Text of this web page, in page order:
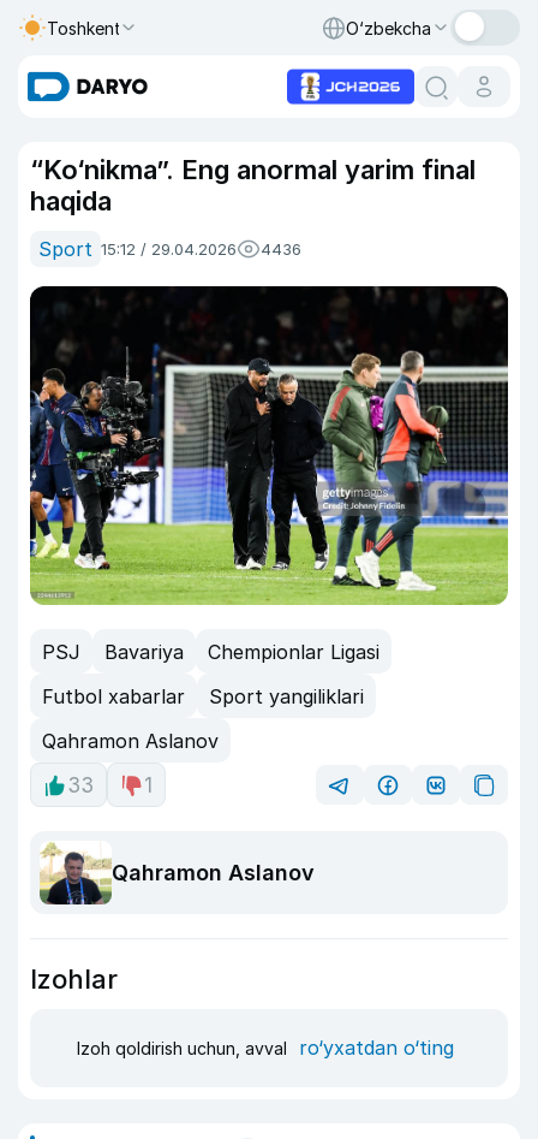
Toshkent O‘zbekcha
“Ko‘nikma”. Eng anormal yarim final
haqida
Sport 15:12 / 29.04.2026 4436
PSJ Bavariya
Chempionlar Ligasi
Futbol xabarlar
Sport yangiliklari
Qahramon Aslanov
33
1
Qahramon Aslanov
Izohlar
Izoh qoldirish uchun, avval ro‘yxatdan o‘ting